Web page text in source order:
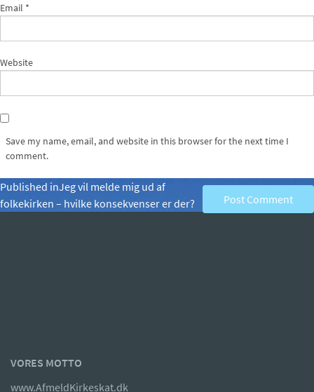
Email *
Website
Save my name, email, and website in this browser for the next time I
comment.
Post
navigation
Published inJeg vil melde mig ud af
folkekirken – hvilke konsekvenser er der?
VORES MOTTO
www.AfmeldKirkeskat.dk